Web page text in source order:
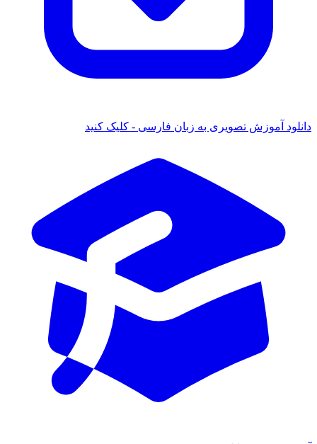
آموزش تصویری به زبان فارسی - کلیک کنید